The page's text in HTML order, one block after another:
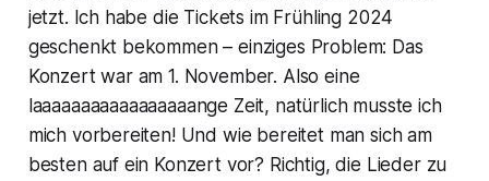
jetzt. Ich habe die Tickets im Frühling 2024
geschenkt bekommen – einziges Problem: Das
Konzert war am 1. November. Also eine
laaaaaaaaaaaaaaaaange Zeit, natürlich musste ich
mich vorbereiten! Und wie bereitet man sich am
besten auf ein Konzert vor? Richtig, die Lieder zu